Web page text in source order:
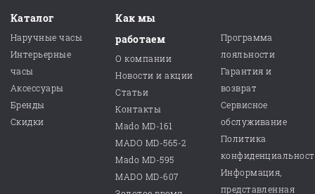
Каталог
Наручные часы
Интерьерные
часы
Аксессуары
Бренды
Скидки
Как мы
работаем
О компании
Новости и акции
Статьи
Контакты
Mado MD-161
MADO MD-565-2
Mado MD-595
MADO MD-607
Программа
лояльности
Гарантия и
возврат
Сервисное
обслуживание
Политика
Информация,
представленная